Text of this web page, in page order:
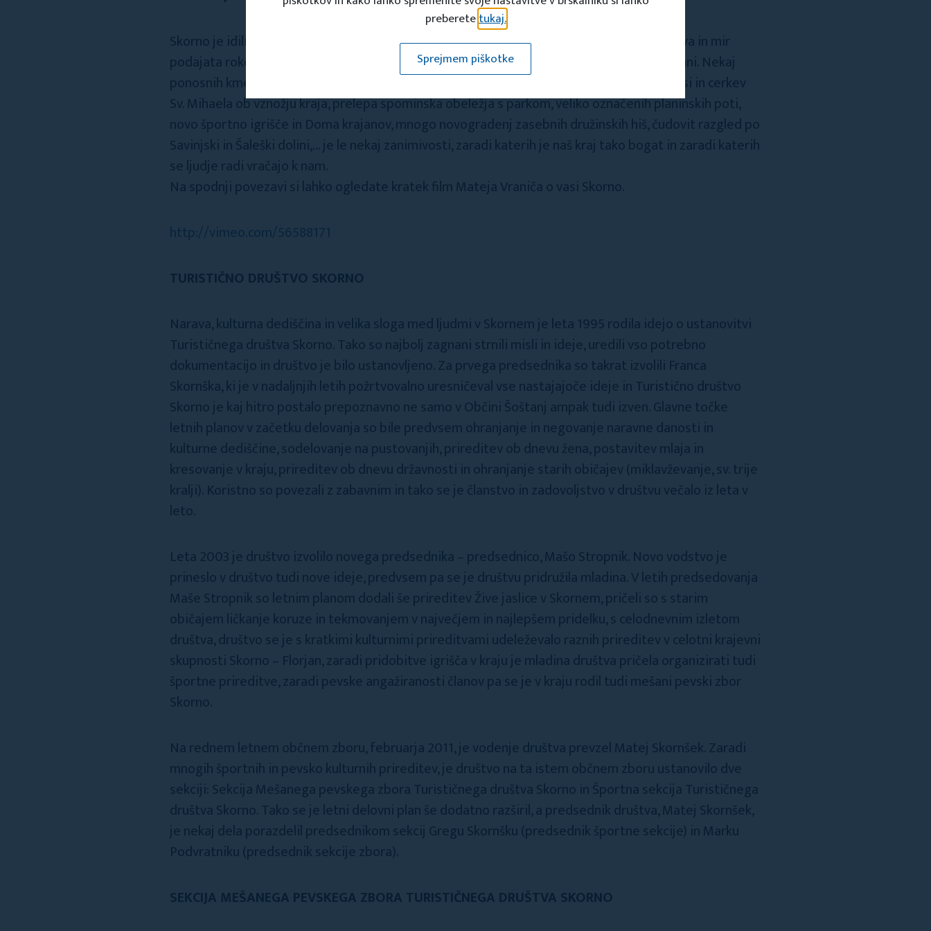
Skorno je idilična vasica nad mestom Šoštanj, z nekaj manj kot 400 prebivalci, kjer si narava in mir
podajata roko, kjer so doma preprostost, prijaznost in velika mera povezanosti med krajani. Nekaj
ponosnih kmetij, Izletniška kmetija Pirečnik, Gostišče Acman, cerkev Sv. Antona na vrhu vasi in cerkev
Sv. Mihaela ob vznožju kraja, prelepa spominska obeležja s parkom, veliko označenih planinskih poti,
novo športno igrišče in Doma krajanov, mnogo novogradenj zasebnih družinskih hiš, čudovit razgled po
Savinjski in Šaleški dolini,… je le nekaj zanimivosti, zaradi katerih je naš kraj tako bogat in zaradi katerih
se ljudje radi vračajo k nam.
Na spodnji povezavi si lahko ogledate kratek film Mateja Vraniča o vasi Skorno.
http://vimeo.com/56588171
TURISTIČNO DRUŠTVO SKORNO
Narava, kulturna dediščina in velika sloga med ljudmi v Skornem je leta 1995 rodila idejo o ustanovitvi
Turističnega društva Skorno. Tako so najbolj zagnani strnili misli in ideje, uredili vso potrebno
dokumentacijo in društvo je bilo ustanovljeno. Za prvega predsednika so takrat izvolili Franca
Skornška, ki je v nadaljnjih letih požrtvovalno uresničeval vse nastajajoče ideje in Turistično društvo
Skorno je kaj hitro postalo prepoznavno ne samo v Občini Šoštanj ampak tudi izven. Glavne točke
letnih planov v začetku delovanja so bile predvsem ohranjanje in negovanje naravne danosti in
kulturne dediščine, sodelovanje na pustovanjih, prireditev ob dnevu žena, postavitev mlaja in
kresovanje v kraju, prireditev ob dnevu državnosti in ohranjanje starih običajev (miklavževanje, sv. trije
kralji). Koristno so povezali z zabavnim in tako se je članstvo in zadovoljstvo v društvu večalo iz leta v
leto.
Leta 2003 je društvo izvolilo novega predsednika – predsednico, Mašo Stropnik. Novo vodstvo je
prineslo v društvo tudi nove ideje, predvsem pa se je društvu pridružila mladina. V letih predsedovanja
Maše Stropnik so letnim planom dodali še prireditev Žive jaslice v Skornem, pričeli so s starim
običajem ličkanje koruze in tekmovanjem v največjem in najlepšem pridelku, s celodnevnim izletom
društva, društvo se je s kratkimi kulturnimi prireditvami udeleževalo raznih prireditev v celotni krajevni
skupnosti Skorno – Florjan, zaradi pridobitve igrišča v kraju je mladina društva pričela organizirati tudi
športne prireditve, zaradi pevske angažiranosti članov pa se je v kraju rodil tudi mešani pevski zbor
Skorno.
Na rednem letnem občnem zboru, februarja 2011, je vodenje društva prevzel Matej Skornšek. Zaradi
mnogih športnih in pevsko kulturnih prireditev, je društvo na ta istem občnem zboru ustanovilo dve
sekciji: Sekcija Mešanega pevskega zbora Turističnega društva Skorno in Športna sekcija Turističnega
društva Skorno. Tako se je letni delovni plan še dodatno razširil, a predsednik društva, Matej Skornšek,
je nekaj dela porazdelil predsednikom sekcij Gregu Skornšku (predsednik športne sekcije) in Marku
Podvratniku (predsednik sekcije zbora).
SEKCIJA MEŠANEGA PEVSKEGA ZBORA TURISTIČNEGA DRUŠTVA SKORNO
preberetetukaj.
Sprejmem piškotke